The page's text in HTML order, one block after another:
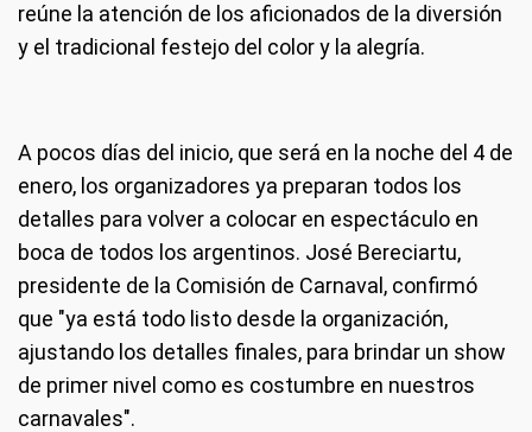
reúne la atención de los aficionados de la diversión
y el tradicional festejo del color y la alegría.
A pocos días del inicio, que será en la noche del 4 de
enero, los organizadores ya preparan todos los
detalles para volver a colocar en espectáculo en
boca de todos los argentinos. José Bereciartu,
presidente de la Comisión de Carnaval, confirmó
que "ya está todo listo desde la organización,
ajustando los detalles finales, para brindar un show
de primer nivel como es costumbre en nuestros
carnavales".